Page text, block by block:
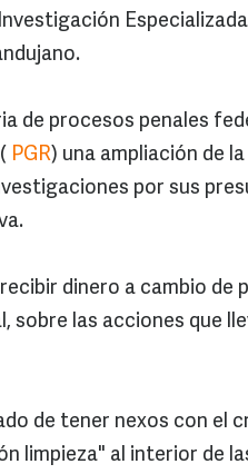
de procesos penales
PGR) una ampliación de
por sus
dinero a cambio de
sobre las acciones que
de tener nexos con el
limpieza" al interior de